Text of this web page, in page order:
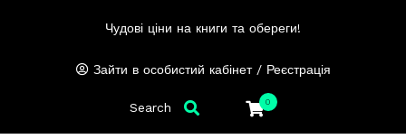
Чудові ціни на книги та обереги!
Зайти в особистий кабінет / Реєстрація
0
Search